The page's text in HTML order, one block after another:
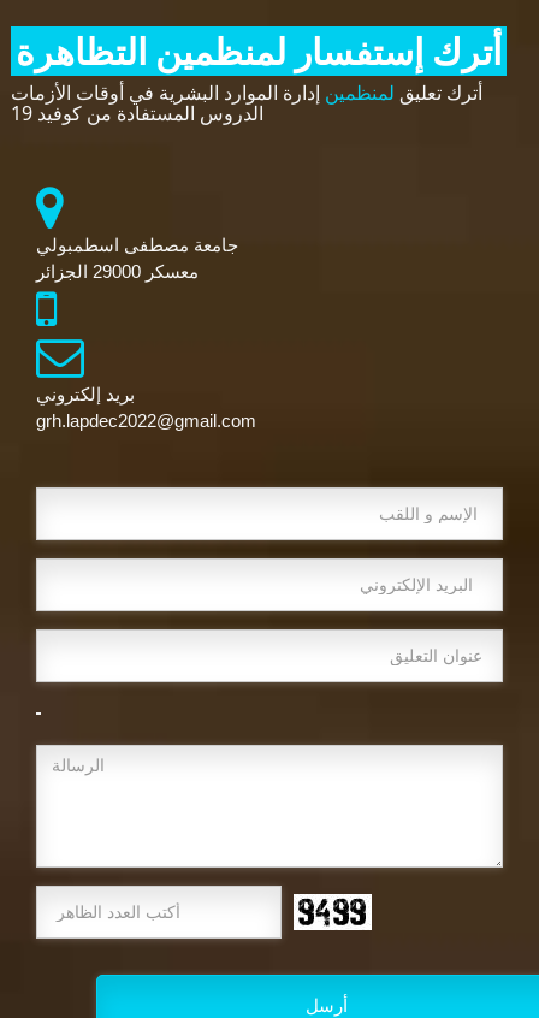
أترك إستفسار لمنظمين التظاهرة
أترك تعليق لمنظمين إدارة الموارد البشرية في أوقات الأزمات
الدروس المستفادة من كوفيد 19
جامعة مصطفى اسطمبولي
معسكر 29000 الجزائر
بريد إلكتروني
grh.lapdec2022@gmail.com